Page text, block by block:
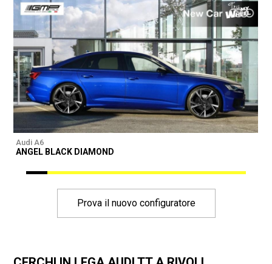
Audi A6
ANGEL BLACK DIAMOND
Prova il nuovo configuratore